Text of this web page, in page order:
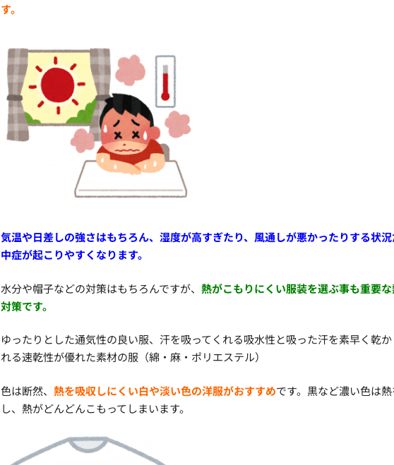
す。
気温や日差しの強さはもちろん、 湿度が高すぎたり、風通しが悪かったりする状
中症が起こりやすくなります。
水分や帽子などの対策はもちろんですが、 熱がこもりにくい服装を選ぶ事も重要
対策です。
ゆったりとした通気性の良い服、汗を吸ってくれる吸水性と吸った汗を素早く乾か
れる速乾性が優れた素材の服（綿・麻・ポリエステル）
色は断然、 熱を吸収しにくい白や淡い色の洋服がおすすめです。黒など濃い色は
し、熱がどんどんこもってしまいます。